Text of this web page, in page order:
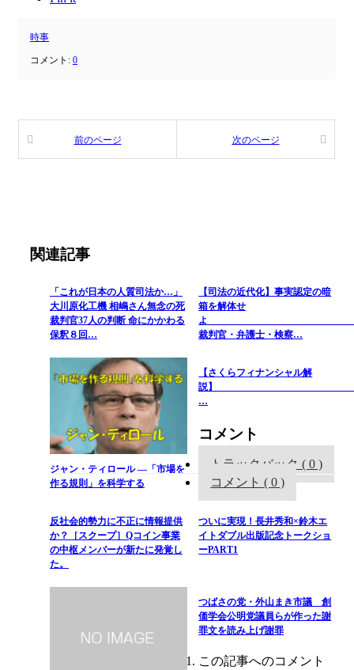
時事
コメント: 0
前のページ 次のページ
関連記事
「これが日本の人質司法か…」
大川原化工機 相嶋さん無念の死
裁判官37人の判断 命にかかわる
保釈８回…
【司法の近代化】事実認定の暗
箱を解体せ
裁判官・弁護士・検察…
ジャン・ティロール —「市場を
作る規則」を科学する
【さくらフィナンシャル解
…
反社会的勢力に不正に情報提供
か？［スクープ］Qコイン事業
の中枢メンバーが新たに発覚し
た。
ついに実現！長井秀和×鈴木エ
イトダブル出版記念トークショ
ーPART1
つばさの党・外山まき市議 創
価学会公明党議員らが作った謝
罪文を読み上げ謝罪
コメント
トラックバック ( 0 )
コメント ( 0 )
この記事へのコメント